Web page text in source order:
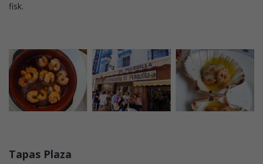
fisk.
Tapas Plaza